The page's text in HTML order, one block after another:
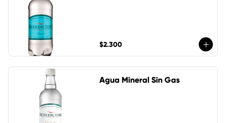
$2.300
Agua Mineral Sin Gas